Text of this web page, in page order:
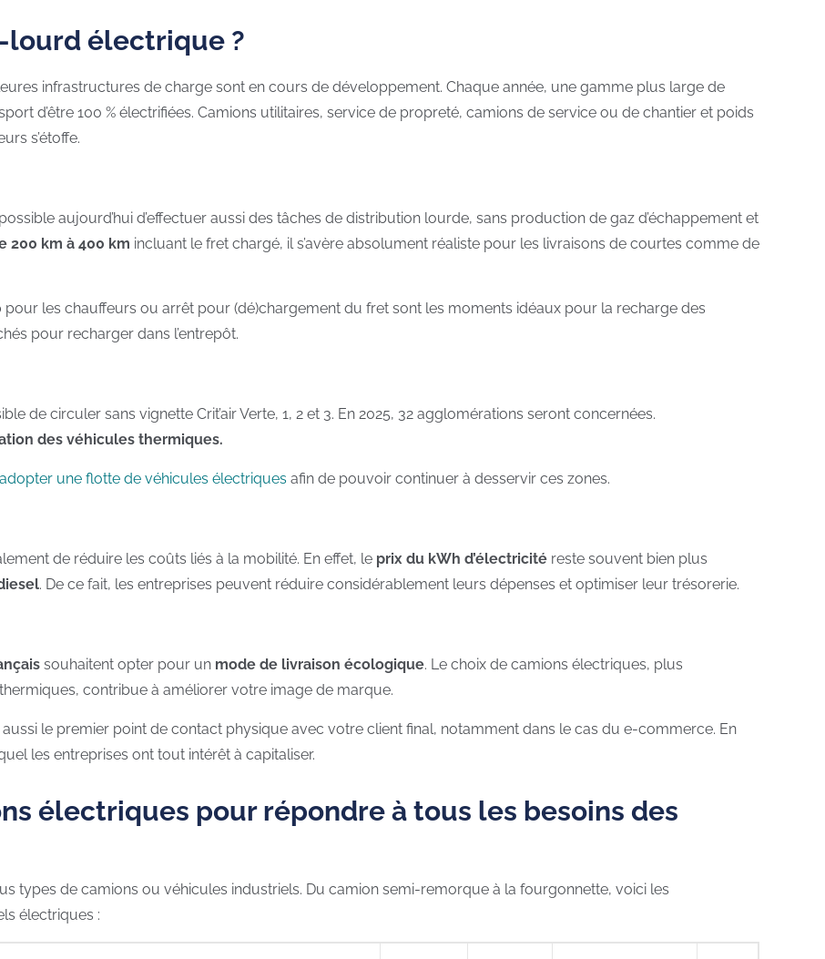
lourd électrique ?
infrastructures de charge sont en cours de développement. Chaque année, une gamme plus large de
d’être 100 % électrifiées. Camions utilitaires, service de propreté, camions de service ou de chantier et poids
s’étoffe.
aujourd’hui d’effectuer aussi des tâches de distribution lourde, sans production de gaz d’échappement et
200 km à 400 km incluant le fret chargé, il s’avère absolument réaliste pour les livraisons de courtes comme de
pour les chauffeurs ou arrêt pour (dé)chargement du fret sont les moments idéaux pour la recharge des
pour recharger dans l’entrepôt.
de circuler sans vignette Crit’air Verte, 1, 2 et 3. En 2025, 32 agglomérations seront concernées.
des véhicules thermiques.
adopter une flotte de véhicules électriques afin de pouvoir continuer à desservir ces zones.
de réduire les coûts liés à la mobilité. En effet, le prix du kWh d’électricité reste souvent bien plus
. De ce fait, les entreprises peuvent réduire considérablement leurs dépenses et optimiser leur trésorerie.
souhaitent opter pour un mode de livraison écologique. Le choix de camions électriques, plus
contribue à améliorer votre image de marque.
aussi le premier point de contact physique avec votre client final, notamment dans le cas du e-commerce. En
les entreprises ont tout intérêt à capitaliser.
électriques pour répondre à tous les besoins des
types de camions ou véhicules industriels. Du camion semi-remorque à la fourgonnette, voici les
électriques :